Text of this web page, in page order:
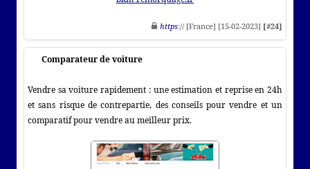
https:// [France] [15-02-2023] [#24]
Comparateur de voiture
Vendre sa voiture rapidement : une estimation et reprise en 24h
et sans risque de contrepartie, des conseils pour vendre et un
comparatif pour vendre au meilleur prix.